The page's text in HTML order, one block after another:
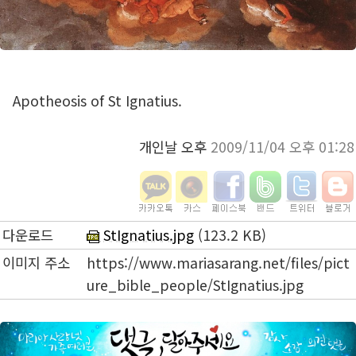
Apotheosis of St Ignatius.
개인날 오후 2009/11/04 오후 01:28
다운로드 StIgnatius.jpg (123.2 KB)
이미지 주소
https://www.mariasarang.net/files/pict
ure_bible_people/StIgnatius.jpg